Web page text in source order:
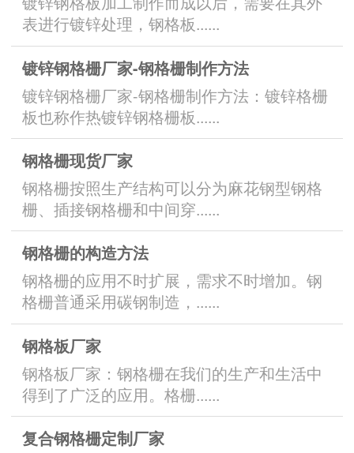
表进行镀锌处理，钢格板......
镀锌钢格栅厂家-钢格栅制作方法
镀锌钢格栅厂家-钢格栅制作方法：镀锌格栅
板也称作热镀锌钢格栅板......
钢格栅现货厂家
钢格栅按照生产结构可以分为麻花钢型钢格
栅、插接钢格栅和中间穿......
钢格栅的构造方法
钢格栅的应用不时扩展，需求不时增加。钢
格栅普通采用碳钢制造，......
钢格板厂家
钢格板厂家：钢格栅在我们的生产和生活中
得到了广泛的应用。格栅......
复合钢格栅定制厂家